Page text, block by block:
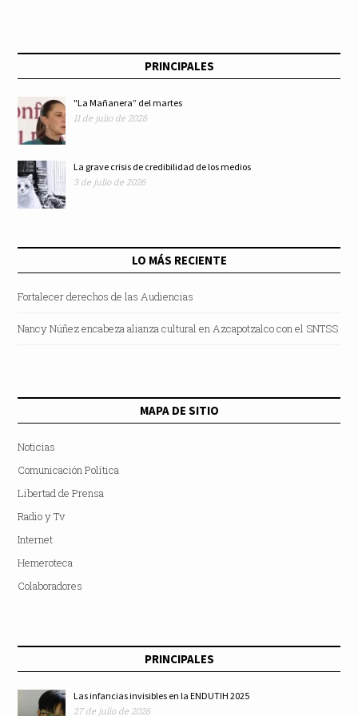
PRINCIPALES
"La Mañanera” del martes
11 de julio de 2026
La grave crisis de credibilidad de los medios
3 de julio de 2026
LO MÁS RECIENTE
Fortalecer derechos de las Audiencias
Nancy Núñez encabeza alianza cultural en Azcapotzalco con el SNTSS
MAPA DE SITIO
Noticias
Comunicación Política
Libertad de Prensa
Radio y Tv
Internet
Hemeroteca
Colaboradores
PRINCIPALES
Las infancias invisibles en la ENDUTIH 2025
27 de julio de 2026